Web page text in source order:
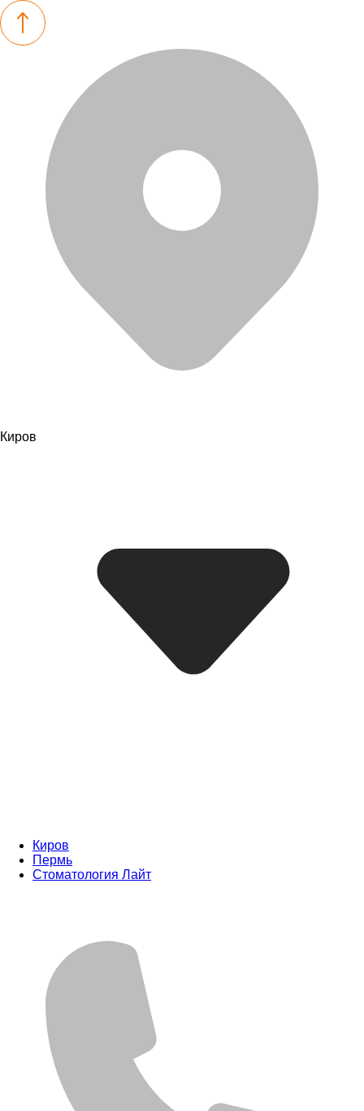
Киров
Киров
Пермь
Стоматология Лайт